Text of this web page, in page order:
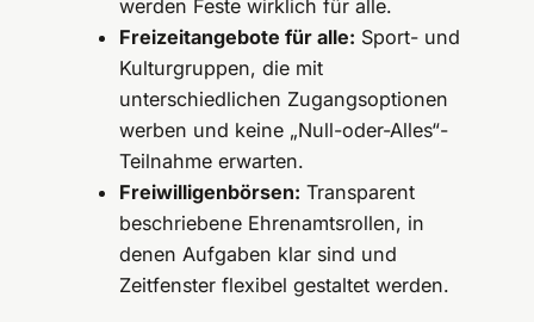
werden Feste wirklich für alle.
Freizeitangebote für alle: Sport- und
Kulturgruppen, die mit
unterschiedlichen Zugangsoptionen
werben und keine „Null-oder-Alles“-
Teilnahme erwarten.
Freiwilligenbörsen: Transparent
beschriebene Ehrenamtsrollen, in
denen Aufgaben klar sind und
Zeitfenster flexibel gestaltet werden.